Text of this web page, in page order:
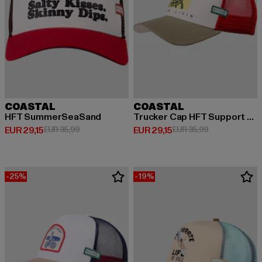
COASTAL
HFT SummerSeaSand
EUR 29,15
Huidige prijs: EUR 29,15
EUR 35,99Actieprijs: EUR 35,99
COASTAL
Trucker Cap HFT Support Slow
EUR 29,15
Huidige prijs: EUR 29,15
EUR 35,99Actieprijs:
-25% -19%